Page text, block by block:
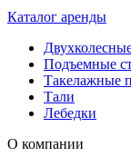
Каталог аренды
Подъемные
Такелажные
Тали
Лебедки
О компании